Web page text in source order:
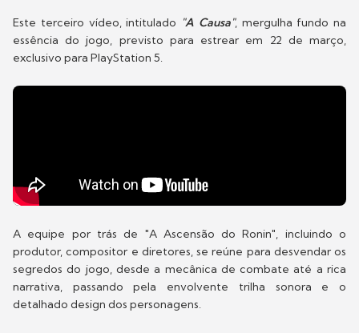
Este terceiro vídeo, intitulado "A Causa", mergulha fundo na
essência do jogo, previsto para estrear em 22 de março,
exclusivo para PlayStation 5.
A equipe por trás de "A Ascensão do Ronin", incluindo o
produtor, compositor e diretores, se reúne para desvendar os
segredos do jogo, desde a mecânica de combate até a rica
narrativa, passando pela envolvente trilha sonora e o
detalhado design dos personagens.